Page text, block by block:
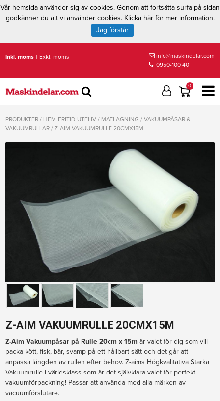
Inkl. moms | Exkl. moms
info@maskindelar.com
0950-100 40
0
PRODUKTER / HEM-FRITID-UTELIV / MATLAGNING /VAKUUMPÅSAR &
VAKUUMRULLAR /Z-AIM VAKUUMRULLE 20CMX15M
Z-AIM VAKUUMRULLE 20CMX15M
Z-Aim Vakuumpåsar på Rulle 20cm x 15m är valet för dig som vill
packa kött, fisk, bär, svamp på ett hållbart sätt och det går att
anpassa längden av rullen efter behov. Z-aims Högkvalitativa Starka
Vakuumrulle i världsklass som är det självklara valet för perfekt
vakuumförpackning! Passar att använda med alla märken av
vacuumförslutare.
Vår hemsida använder sig av cookies. Genom att fortsätta surfa på sidan
godkänner du att vi använder cookies. Klicka här för mer information.
Jag förstår